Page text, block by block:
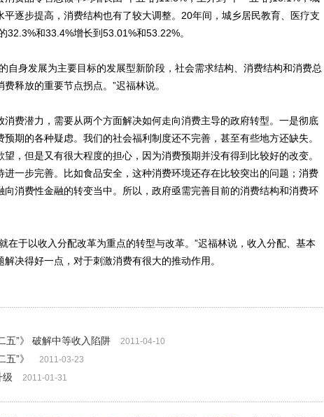
平逐步提高，消费结构也有了较大调整。20年间，城乡居民教育、医疗支
32.3%和33.4%增长到53.01%和53.22%。
身发展为主要目标的发展型新阶段，社会需求结构、消费结构和消费总
释放的重要节点拐点。”迟福林说。
费潜力，需要从两个方面解决如何走向消费主导的政府转型。一是彻底
期的各种疑虑。我们的社会福利制度还不完善，甚至有些地方还缺失。
，但是又有很大程度的担心，因为消费预期并没有得到比较好的改变。
进一步完善。比如食品安全，这种消费环境还存在比较突出的问题；消费
向消费性金融的转变当中。所以，政府亟需完善目前的消费结构和消费环
于以收入分配改革为重点的转型与改革。”迟福林说，收入分配、基本
决得好一点，对于刺激消费有很大的推动作用。
五”》 破解中等收入陷阱
2011-04-10
”》 2011-03-23
级 2011-01-31